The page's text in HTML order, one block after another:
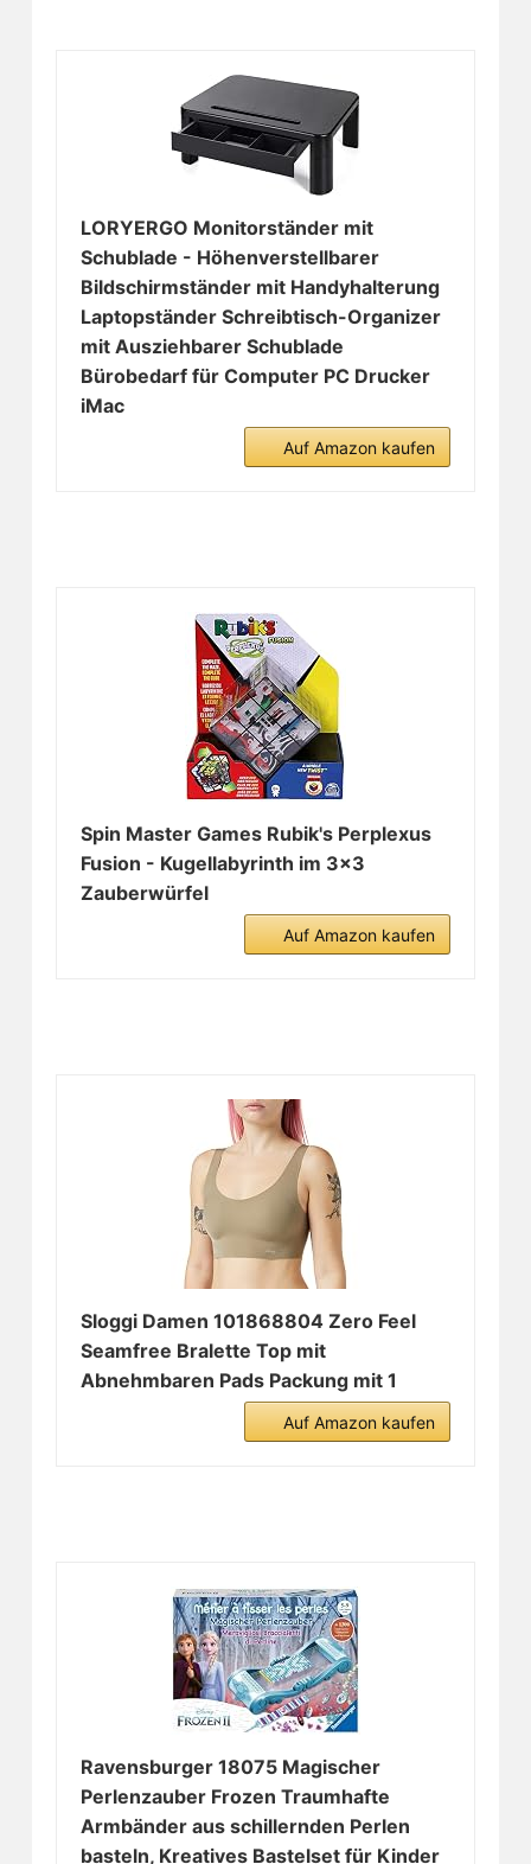
LORYERGO Monitorständer mit
Schublade - Höhenverstellbarer
Bildschirmständer mit Handyhalterung
Laptopständer Schreibtisch-Organizer
mit Ausziehbarer Schublade
Bürobedarf für Computer PC Drucker
iMac
Auf Amazon kaufen
Spin Master Games Rubik's Perplexus
Fusion - Kugellabyrinth im 3x3
Zauberwürfel
Auf Amazon kaufen
Sloggi Damen 101868804 Zero Feel
Seamfree Bralette Top mit
Abnehmbaren Pads Packung mit 1
Auf Amazon kaufen
Ravensburger 18075 Magischer
Perlenzauber Frozen Traumhafte
Armbänder aus schillernden Perlen
basteln, Kreatives Bastelset für Kinder